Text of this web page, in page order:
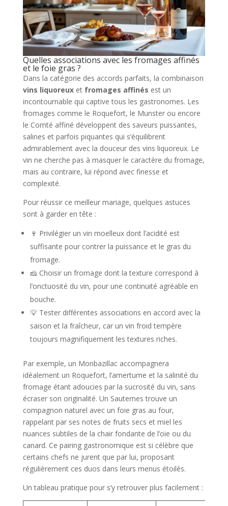
Quelles associations avec les fromages affinés
et le foie gras ?
Dans la catégorie des accords parfaits, la combinaison
vins liquoreuxet fromages affinés est un
incontournable qui captive tous les gastronomes. Les
fromages comme le Roquefort, le Munster ou encore
le Comté affiné développent des saveurs puissantes,
salines et parfois piquantes qui s’équilibrent
admirablement avec la douceur des vins liquoreux. Le
vin ne cherche pas à masquer le caractère du fromage,
mais au contraire, lui répond avec finesse et
complexité.
Pour réussir ce meilleur mariage, quelques astuces
sont à garder en tête :
🍷 Privilégier un vin moelleux dont l’acidité est
suffisante pour contrer la puissance et le gras du
fromage.
🧀 Choisir un fromage dont la texture correspond à
l’onctuosité du vin, pour une continuité agréable en
bouche.
💡 Tester différentes associations en accord avec la
saison et la fraîcheur, car un vin froid tempère
toujours magnifiquement les textures riches.
Par exemple, un Monbazillac accompagnera
idéalement un Roquefort, l’amertume et la salinité du
fromage étant adoucies par la sucrosité du vin, sans
écraser son originalité. Un Sauternes trouve un
compagnon naturel avec un foie gras au four,
rappelant par ses notes de fruits secs et miel les
nuances subtiles de la chair fondante de l’oie ou du
canard. Ce pairing gastronomique est si célèbre que
certains chefs ne jurent que par lui, proposant
régulièrement ces duos dans leurs menus étoilés.
Un tableau pratique pour s’y retrouver plus facilement :